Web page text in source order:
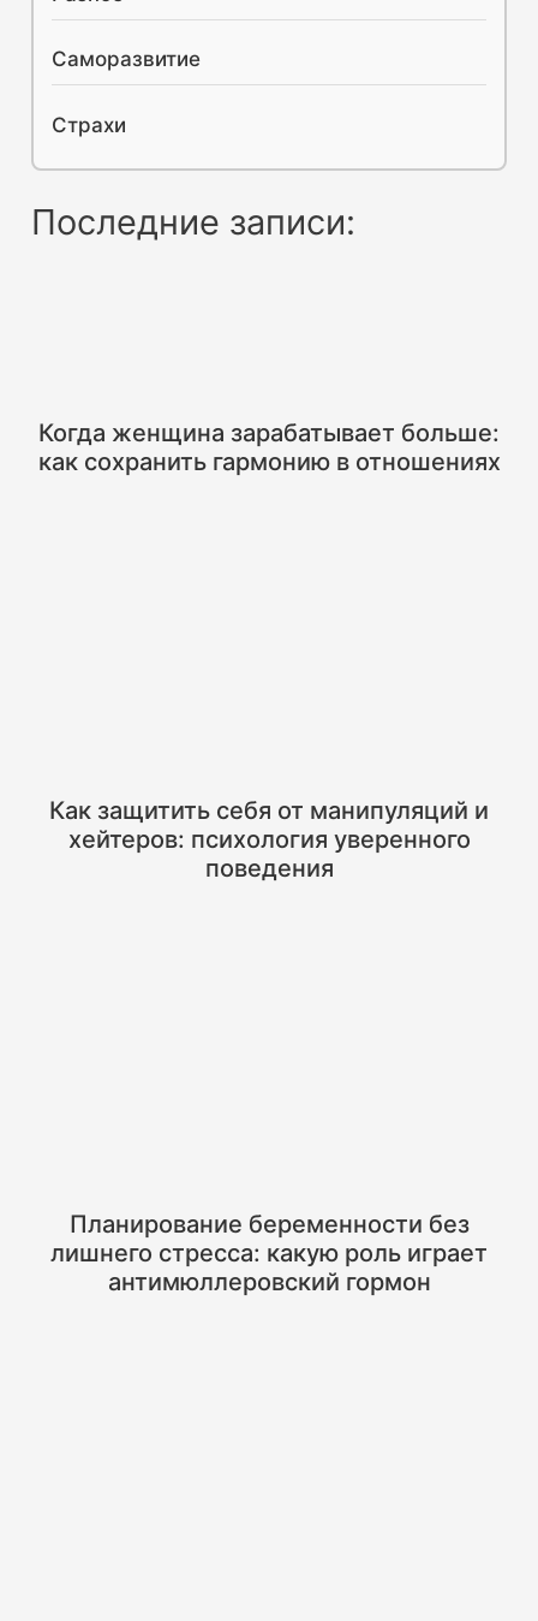
Саморазвитие
Страхи
Последние записи:
Когда женщина зарабатывает больше:
как сохранить гармонию в отношениях
Как защитить себя от манипуляций и
хейтеров: психология уверенного
поведения
Планирование беременности без
лишнего стресса: какую роль играет
антимюллеровский гормон